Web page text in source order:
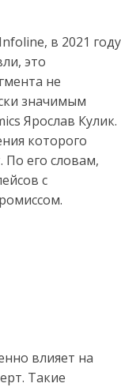
в 2021 году
это
не
значимым
Ярослав Кулик.
которого
По его словам,
с
влияет на
Такие